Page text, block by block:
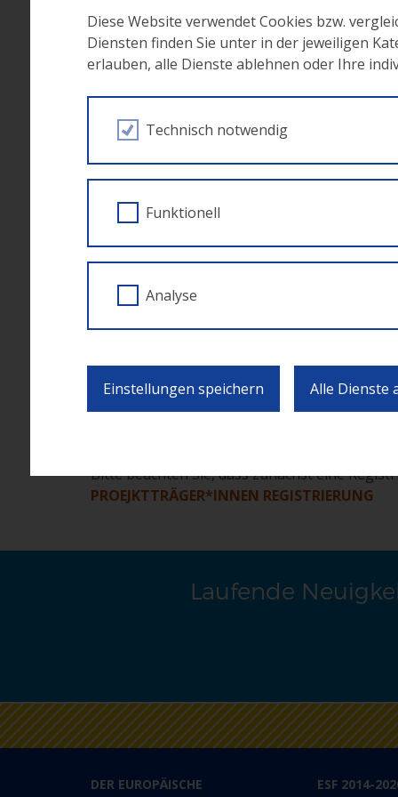
Im Rahmen dieses Calls können
Österreich & JTF 2021-2027, Priorität 7. JTF,
Instrumente dieses Calls sind
Durchführungszeitraum
Weiterführende Infos:Calldokument
Bitte beachten Sie, dass zunächst eine
PROEJKTTRÄGER*INNEN REGISTRIERUNG
Laufende
DER EUROPÄISCHE
ESF 2014-
Diese Website verwendet Cookies bzw.
Diensten finden Sie unter in der jeweiligen
erlauben, alle Dienste ablehnen oder Ihre
Technisch notwendig
Funktionell
Analyse
Einstellungen speichern Alle Dienste